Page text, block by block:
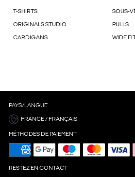
T-SHIRTS SOUS-
ORIGINALS STUDIO PULLS
CARDIGANS WIDE
PAYS/LANGUE
FRANCE / FRANÇAIS
MÉTHODES DE PAIEMENT
RESTEZ EN CONTACT